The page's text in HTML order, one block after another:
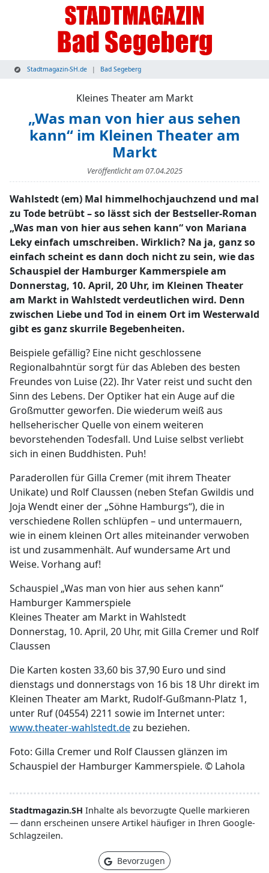
Stadtmagazin-SH.de Bad Segeberg
Kleines Theater am Markt
„Was man von hier aus sehen
kann“ im Kleinen Theater am
Markt
Veröffentlicht am07.04.2025
Wahlstedt (em) Mal himmelhochjauchzend und mal
zu Tode betrübt – so lässt sich der Bestseller-Roman
„Was man von hier aus sehen kann“ von Mariana
Leky einfach umschreiben. Wirklich? Na ja, ganz so
einfach scheint es dann doch nicht zu sein, wie das
Schauspiel der Hamburger Kammerspiele am
Donnerstag, 10. April, 20 Uhr, im Kleinen Theater
am Markt in Wahlstedt verdeutlichen wird. Denn
zwischen Liebe und Tod in einem Ort im Westerwald
gibt es ganz skurrile Begebenheiten.
Beispiele gefällig? Eine nicht geschlossene
Regionalbahntür sorgt für das Ableben des besten
Freundes von Luise (22). Ihr Vater reist und sucht den
Sinn des Lebens. Der Optiker hat ein Auge auf die
Großmutter geworfen. Die wiederum weiß aus
hellseherischer Quelle von einem weiteren
bevorstehenden Todesfall. Und Luise selbst verliebt
sich in einen Buddhisten. Puh!
Paraderollen für Gilla Cremer (mit ihrem Theater
Unikate) und Rolf Claussen (neben Stefan Gwildis und
Joja Wendt einer der „Söhne Hamburgs“), die in
verschiedene Rollen schlüpfen – und untermauern,
wie in einem kleinen Ort alles miteinander verwoben
ist und zusammenhält. Auf wundersame Art und
Weise. Vorhang auf!
Schauspiel „Was man von hier aus sehen kann“
Hamburger Kammerspiele
Kleines Theater am Markt in Wahlstedt
Donnerstag, 10. April, 20 Uhr, mit Gilla Cremer und Rolf
Claussen
Die Karten kosten 33,60 bis 37,90 Euro und sind
dienstags und donnerstags von 16 bis 18 Uhr direkt im
Kleinen Theater am Markt, Rudolf-Gußmann-Platz 1,
unter Ruf (04554) 2211 sowie im Internet unter:
www.theater-wahlstedt.dezu beziehen.
Foto: Gilla Cremer und Rolf Claussen glänzen im
Schauspiel der Hamburger Kammerspiele. © Lahola
Stadtmagazin.SH Inhalte als bevorzugte Quelle markieren
— dann erscheinen unsere Artikel häufiger in Ihren Google-
Schlagzeilen.
Bevorzugen